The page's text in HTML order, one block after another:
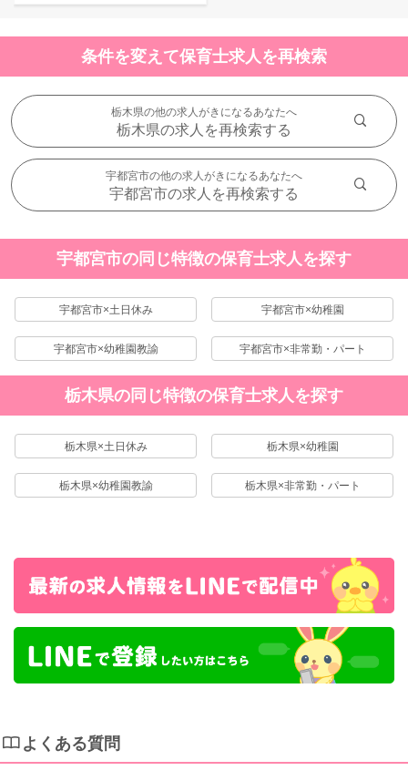
条件を変えて保育士求人を再検索
栃木県の他の求人がきになるあなたへ
栃木県の求人を再検索する
宇都宮市の他の求人がきになるあなたへ
宇都宮市の求人を再検索する
宇都宮市の同じ特徴の保育士求人を探す
宇都宮市×土日休み 宇都宮市×幼稚園
宇都宮市×幼稚園教諭 宇都宮市×非常勤・パート
栃木県の同じ特徴の保育士求人を探す
栃木県×土日休み 栃木県×幼稚園
栃木県×幼稚園教諭 栃木県×非常勤・パート
よくある質問